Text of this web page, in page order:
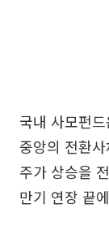
국내 사모펀
중앙의 전환
주가 상승을
만기 연장 끝